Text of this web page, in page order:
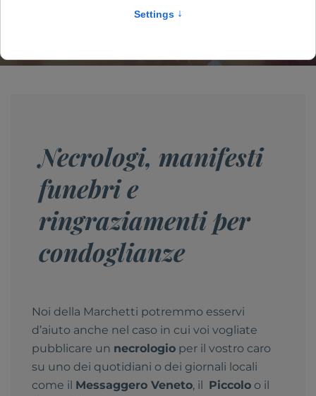
COSA OFFRIAMO
Necrologi, manifesti
funebri e
ringraziamenti per
condoglianze
Noi della Marchetti potremmo esservi
d’aiuto anche nel caso in cui voi vogliate
pubblicare un necrologio per il vostro caro
su uno dei quotidiani o dei giornali locali
come il Messaggero Veneto, il Piccolo o il